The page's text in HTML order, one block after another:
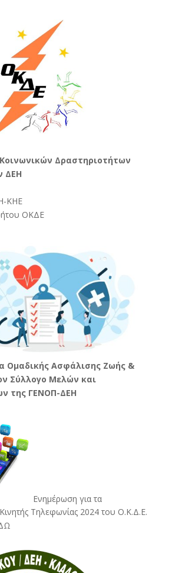
Δραστηριοτήτων
ΔΕΗ
ΚΗΕ
ΟΚΔΕ
Ομαδικής Ασφάλισης Ζωής &
Σύλλογο Μελών και
της ΓΕΝΟΠ-ΔΕΗ
Ενημέρωση για τα
Τηλεφωνίας 2024 του Ο.Κ.Δ.Ε.